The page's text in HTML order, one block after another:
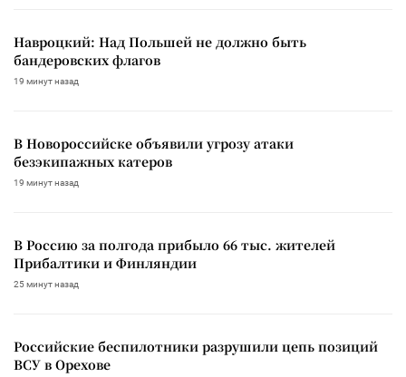
Навроцкий: Над Польшей не должно быть
бандеровских флагов
19 минут назад
В Новороссийске объявили угрозу атаки
безэкипажных катеров
19 минут назад
В Россию за полгода прибыло 66 тыс. жителей
Прибалтики и Финляндии
25 минут назад
Российские беспилотники разрушили цепь позиций
ВСУ в Орехове